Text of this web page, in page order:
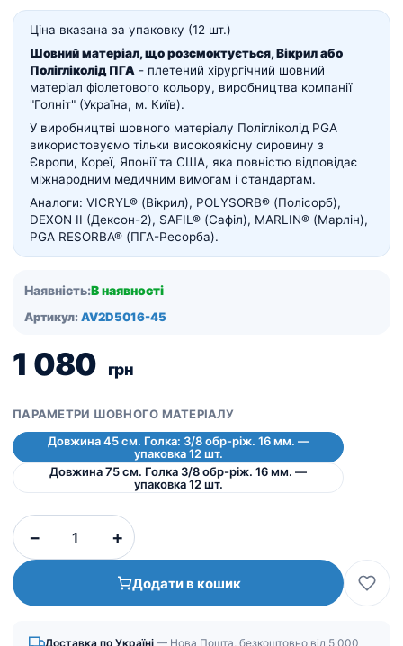
Ціна вказана за упаковку (12 шт.)
Шовний матеріал, що розсмоктується, Вікрил або
Полігліколід ПГА - плетений хірургічний шовний
матеріал фіолетового кольору, виробництва компанії
"Голніт" (Україна, м. Київ).
У виробництві шовного матеріалу Полігліколід PGA
використовуємо тільки високоякісну сировину з
Європи, Кореї, Японії та США, яка повністю відповідає
міжнародним медичним вимогам і стандартам.
Аналоги: VICRYL® (Вікрил), POLYSORB® (Полісорб),
DEXON II (Дексон-2), SAFIL® (Сафіл), MARLIN® (Марлін),
PGA RESORBA® (ПГА-Ресорба).
Наявність:В наявності
Артикул: AV2D5016-45
1 080 грн
ПАРАМЕТРИ ШОВНОГО МАТЕРІАЛУ
Довжина 45 см. Голка: 3/8 обр-ріж. 16 мм. —
упаковка 12 шт.
Довжина 75 см. Голка 3/8 обр-ріж. 16 мм. —
упаковка 12 шт.
−
матеріал
(Полігліколід
ПГА)
+
Додати в кошик
Доставка по Україні — Нова Пошта, безкоштовно від 5 000